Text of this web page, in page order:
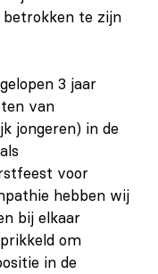
te zijn
3 jaar
van
jongeren) in de
voor
hebben wij
bij elkaar
om
in de